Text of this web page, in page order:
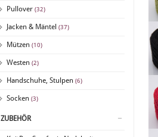
Pullover (32)
Jacken & Mäntel (37)
Mützen (10)
Westen (2)
Handschuhe, Stulpen (6)
Socken (3)
ZUBEHÖR